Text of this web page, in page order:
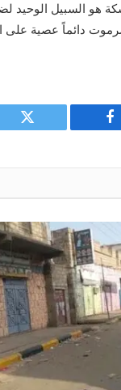
هو السبيل الوحيد
دائماً عصية على
فيسبوك تويتر